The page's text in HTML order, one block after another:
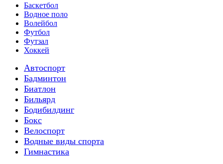
Баскетбол
Водное поло
Волейбол
Футбол
Футзал
Хоккей
Автоспорт
Бадминтон
Биатлон
Бильярд
Бодибилдинг
Бокс
Велоспорт
Водные виды спорта
Гимнастика